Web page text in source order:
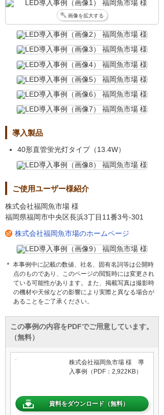
画像を拡大する
導入製品
40形直管蛍光灯タイプ（13.4W）
ご使用ユーザー様紹介
株式会社福岡魚市場 様
福岡県福岡市中央区長浜3丁目11番3号-301
株式会社福岡魚市場のホームページ
＊ 本事例中に記載の数値、社名、固有名詞等は公開時
点のものであり、このページの閲覧時には変更され
ている可能性があります。また、掲載写真は撮影時
の機材や天候などの影響により実際と異なる場合が
あることをご了承ください。
この事例の内容をPDFでご用意しています。
（無料）
株式会社福岡魚市場 様 導
入事例（PDF：2,922KB）
資料をダウンロード（無料）